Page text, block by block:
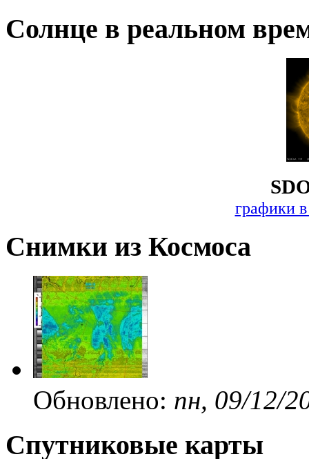
Солнце в реальном
графики
Снимки из Космоса
Обновлено: пн, 09/12/
Спутниковые карты